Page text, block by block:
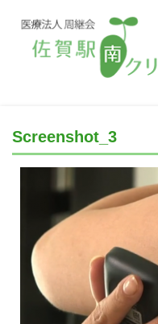
Screenshot_3